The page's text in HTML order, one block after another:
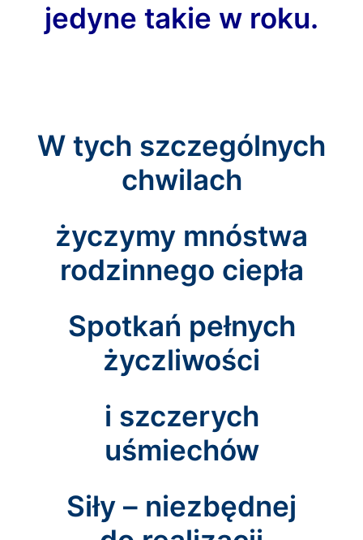
jedyne takie w roku.
W tych szczególnych
chwilach
życzymy mnóstwa
rodzinnego ciepła
Spotkań pełnych
życzliwości
i szczerych
uśmiechów
Siły – niezbędnej